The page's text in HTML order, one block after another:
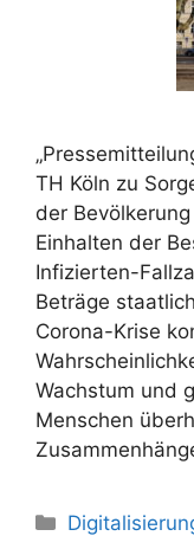
TH Köln zu
der
Einhalten der
Infizierten-
Beträge
Corona-Krise
Wachstum und
Menschen
Kategorien